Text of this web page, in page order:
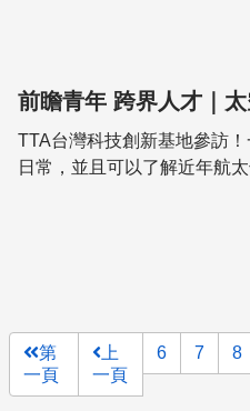
前瞻青年 跨界人才｜
TTA台灣科技創新基地參訪
日常，並且可以了解近年航
第
一頁
上
一頁
6 7 8